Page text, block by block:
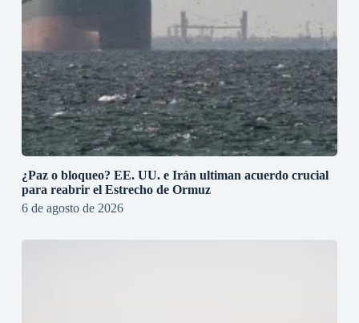
¿Paz o bloqueo? EE. UU. e Irán ultiman acuerdo crucial
para reabrir el Estrecho de Ormuz
6 de agosto de 2026